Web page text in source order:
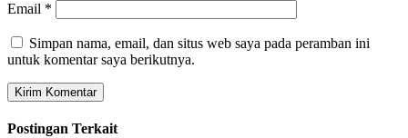
Email *
Simpan nama, email, dan situs web saya pada peramban ini
untuk komentar saya berikutnya.
Postingan Terkait